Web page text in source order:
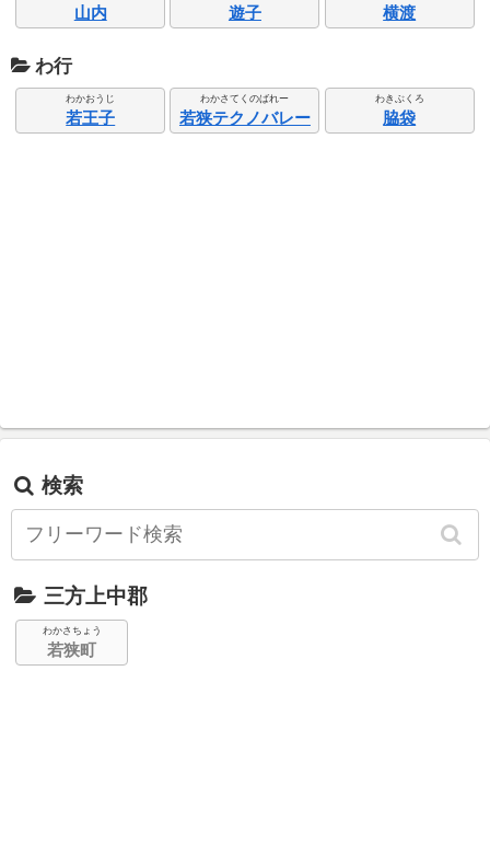
山内 遊子 横渡
わ行
わかおうじ
若王子
わかさてくのばれー
若狭テクノバレー
わきぶくろ
脇袋
検索
三方上中郡
わかさちょう
若狭町